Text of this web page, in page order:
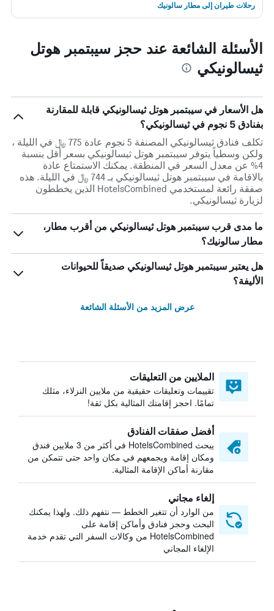
رحلات طيران إلى مطار سالونيك
الأسئلة الشائعة عند حجز سيبتمبر هوتل
ثيسالونيكي
هل الأسعار في سيبتمبر هوتل ثيسالونيكي قابلة للمقارنة
بفنادق 5 نجوم في ثيسالونيكي؟
تكلف فنادق ثيسالونيكي المصنفة 5 نجوم عادة 775 ﷼ في الليلة ،
ولكن وسطياً يتوفر سيبتمبر هوتل ثيسالونيكي بسعر أقل بنسبة
4% عن معدل السعر في المنطقة. يمكنك الاستمتاع عادة
بالاقامة في سيبتمبر هوتل ثيسالونيكي بـ 744 ﷼ في الليلة. هذه
صفقة رائعة لمستخدمي HotelsCombined الذين يخططون
لزيارة ثيسالونيكي.
ما مدى قرب سيبتمبر هوتل ثيسالونيكي من أقرب مطار،
مطار سالونيك؟
هل يعتبر سيبتمبر هوتل ثيسالونيكي صديقاً للحيوانات
الأليفة؟
عرض المزيد من الأسئلة الشائعة
الملايين من التعليقات
تقييمات وتعليقات حقيقية من ملايين النزلاء، مثلك
تمامًا. احجز إقامتك المثالية بكل ثقة!
أفضل صفقات الفنادق
يبحث HotelsCombined في أكثر من 3 ملايين فندق
ومكان إقامة ويجمعهم في مكان واحد حتى تتمكن من
مقارنة أماكن الإقامة المثالية.
إلغاء مجاني
من الوارد أن تتغير الخطط — نتفهم ذلك. ولهذا يمكنك
البحث وحجز فنادق وأماكن إقامة على
HotelsCombined من وكالات السفر التي تقدم خدمة
الإلغاء المجاني